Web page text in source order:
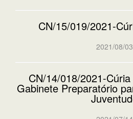
CN/15/019/2021-
2021/08/03
CN/14/018/2021-
Gabinete Preparatório